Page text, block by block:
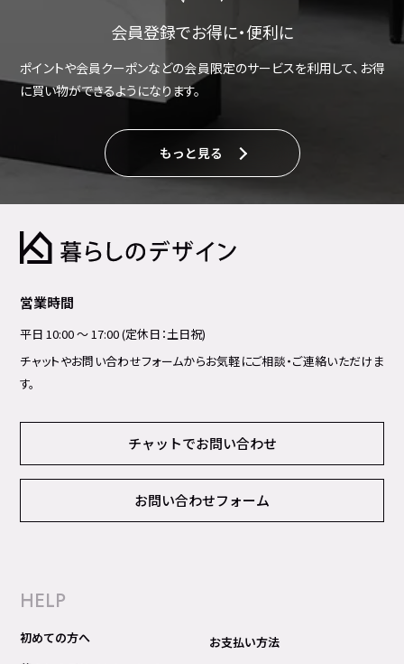
会員登録でお得に・便利に
ポイントや会員クーポンなどの会員限定のサービスを利用して、お得
に買い物ができるようになります。
もっと見る
営業時間
平日 10:00 ～ 17:00 (定休日：土日祝)
チャットやお問い合わせフォームからお気軽にご相談・ご連絡いただけま
す。
チャットでお問い合わせ
お問い合わせフォーム
HELP
初めての方へ
お支払い方法